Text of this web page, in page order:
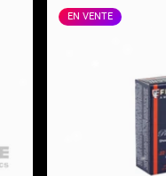
EN VENTE
YES, I AM